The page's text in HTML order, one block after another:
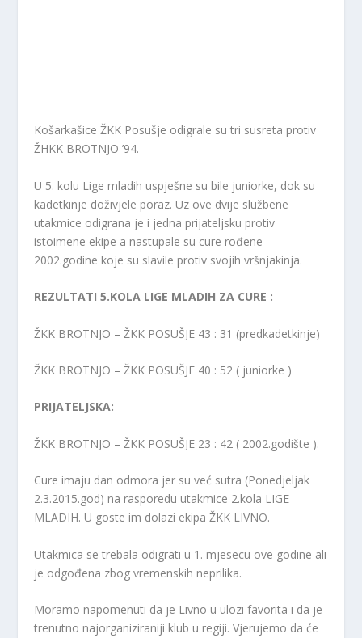
Košarkašice ŽKK Posušje odigrale su tri susreta protiv
ŽHKK BROTNJO ’94.
U 5. kolu Lige mladih uspješne su bile juniorke, dok su
kadetkinje doživjele poraz. Uz ove dvije službene
utakmice odigrana je i jedna prijateljsku protiv
istoimene ekipe a nastupale su cure rođene
2002.godine koje su slavile protiv svojih vršnjakinja.
REZULTATI 5.KOLA LIGE MLADIH ZA CURE :
ŽKK BROTNJO – ŽKK POSUŠJE 43 : 31 (predkadetkinje)
ŽKK BROTNJO – ŽKK POSUŠJE 40 : 52 ( juniorke )
PRIJATELJSKA:
ŽKK BROTNJO – ŽKK POSUŠJE 23 : 42 ( 2002.godište ).
Cure imaju dan odmora jer su već sutra (Ponedjeljak
2.3.2015.god) na rasporedu utakmice 2.kola LIGE
MLADIH. U goste im dolazi ekipa ŽKK LIVNO.
Utakmica se trebala odigrati u 1. mjesecu ove godine ali
je odgođena zbog vremenskih neprilika.
Moramo napomenuti da je Livno u ulozi favorita i da je
trenutno najorganiziraniji klub u regiji. Vjerujemo da će